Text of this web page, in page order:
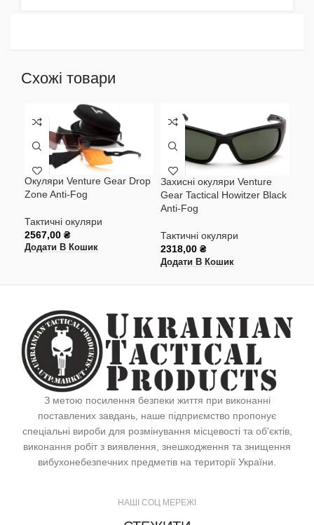
Схожі товари
Окуляри Venture Gear Drop
Zone Anti-Fog
Тактичні окуляри
2567,00 ₴
Додати В Кошик
Захисні окуляри Venture
Gear Tactical Howitzer Black
Anti-Fog
Тактичні окуляри
2318,00 ₴
Додати В Кошик
З метою посилення безпеки життя при виконанні
поставлених завдань, наше підприємство пропонує
спеціальні вироби для розмінування місцевості та об'єктів,
виконання робіт з виявлення, знешкодження та знищення
вибухонебезпечних предметів на території України.
НАШІ СОЦ МЕРЕЖІ